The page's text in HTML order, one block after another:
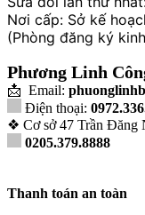
Nơi cấp: Sở kế
(Phòng đăng ký
Phương Linh
📩 Email:
Điện thoại:
❖ Cơ sở 47 Trần Đăng
0205.379.8888
Thanh toán an toàn